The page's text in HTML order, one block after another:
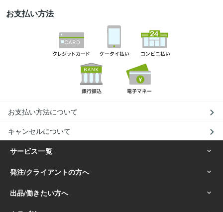
お支払い方法
お支払い方法について
キャンセルについて